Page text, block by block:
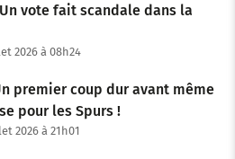
vote fait scandale dans la
2026 à 08h24
premier coup dur avant même
pour les Spurs !
2026 à 21h01